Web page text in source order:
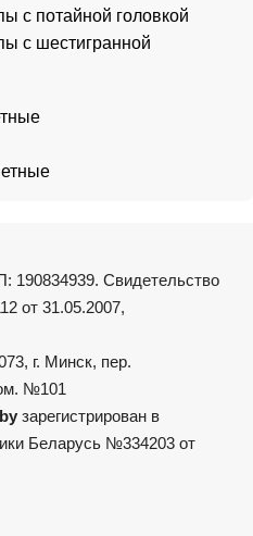
с потайной головкой
с шестигранной
190834939. Свидетельство
от 31.05.2007,
г. Минск, пер.
№101
зарегистрирован в
Беларусь №334203 от